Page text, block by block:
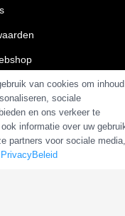
&
van cookies om inhoud
sociale
en ons verkeer te
informatie over uw
partners voor sociale media,
PrivacyBeleid